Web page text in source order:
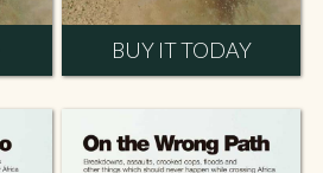
BUY IT TODAY